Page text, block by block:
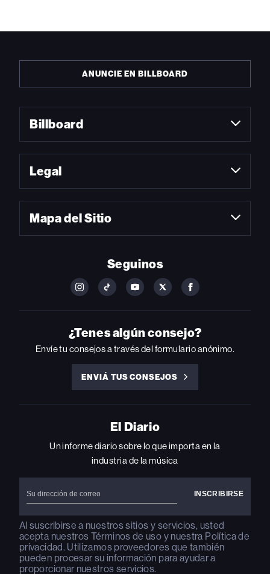
ANUNCIE EN BILLBOARD
Billboard
Legal
Mapa del Sitio
Seguinos
FOLLOW
ON
INSTAGRAM
FOLLOW
ON
YOUTUBE
FOLLOW
ON
YOUTUBE
FOLLOW
ON
FOLLOW
ON
FACEBOOK
¿Tenes algún consejo?
Envíe tu consejos a través del formulario anónimo.
ENVIÁ TUS CONSEJOS
ENVIÁ
TUS
CONSEJOS
El Diario
Un informe diario sobre lo que importa en la
industria de la música
Al suscribirse a nuestros sitios y servicios, usted
acepta nuestros Términos de uso y nuestra Política de
privacidad. Utilizamos proveedores que también
pueden procesar su información para ayudar a
proporcionar nuestros servicios.